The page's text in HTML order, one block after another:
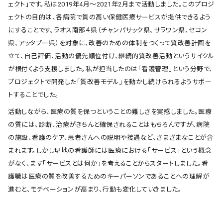
ェクト」です。私は2019年4月〜2021年2月まで活動しました。このプロジ
ェクトの目的は、各病院で質の高い保健医療サービスが提供できるよう
にすることです。ラオス南部４県（チャンパサック県、サラワン県、セコン
県、アッタプー県）を対象に、改善のための体制をつくって質改善計画を
立て、自己評価、活動の優先順位付け、継続的質改善活動というサイクル
が根付くよう支援しました。私が担当したのは「看護管理」という分野で、
プロジェクトで開発した「質改善モデル」を動かし続けられるようサポー
トすることでした。
活動しながら、医療の質を保つということの難しさを実感しました。医療
の質には、診断、治療がきちんと確保されることはもちろんですが、病院
の施設、看護のケア、患者さんへの説明や接遇など、さまざまなことが含
まれます。しかし現地の看護師には医療における「サービス」という概念
がなく、まず「サービスとは何か」を考えることからスタートしました。看
護職は医療の質を改善するためのキーパーソンであることへの理解が
進むと、モチベーションが高まり、行動も変化していきました。